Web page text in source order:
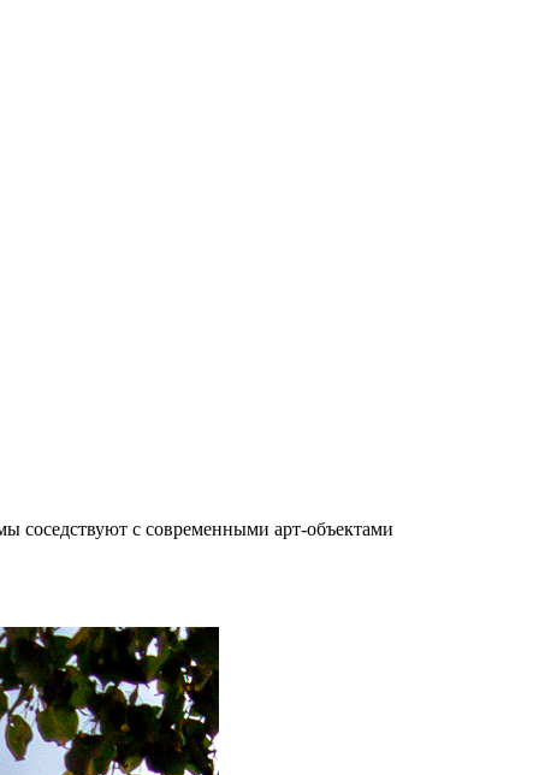
соседствуют с современными арт-объектами